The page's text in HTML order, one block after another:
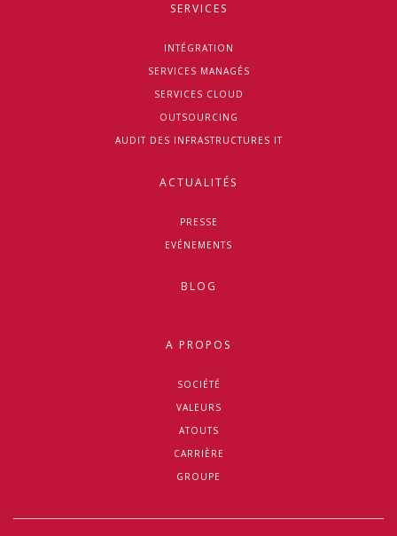
SERVICES
INTÉGRATION
SERVICES MANAGÉS
SERVICES CLOUD
OUTSOURCING
AUDIT DES INFRASTRUCTURES IT
ACTUALITÉS
PRESSE
EVÉNEMENTS
BLOG
A PROPOS
SOCIÉTÉ
VALEURS
ATOUTS
CARRIÈRE
GROUPE